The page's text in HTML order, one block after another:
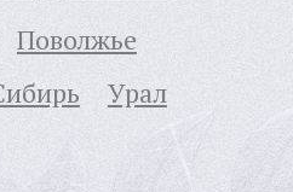
Поволжье
Урал